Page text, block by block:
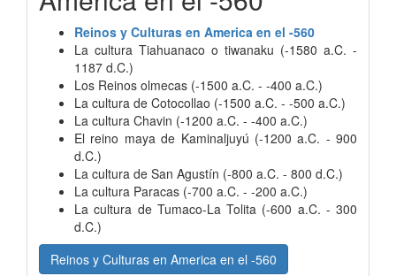
Reinos y Culturas en America en el -560
La cultura Tiahuanaco o tiwanaku (-1580 a.C. -
1187 d.C.)
Los Reinos olmecas (-1500 a.C. - -400 a.C.)
La cultura de Cotocollao (-1500 a.C. - -500 a.C.)
La cultura Chavin (-1200 a.C. - -400 a.C.)
El reino maya de Kaminaljuyú (-1200 a.C. - 900
d.C.)
La cultura de San Agustín (-800 a.C. - 800 d.C.)
La cultura Paracas (-700 a.C. - -200 a.C.)
La cultura de Tumaco-La Tolita (-600 a.C. - 300
d.C.)
Reinos y Culturas en America en el -560